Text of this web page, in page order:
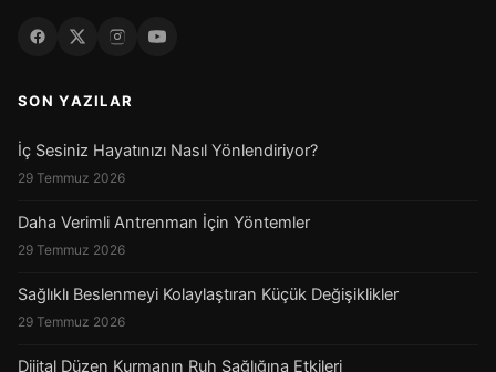
SON YAZILAR
İç Sesiniz Hayatınızı Nasıl Yönlendiriyor?
29 Temmuz 2026
Daha Verimli Antrenman İçin Yöntemler
29 Temmuz 2026
Sağlıklı Beslenmeyi Kolaylaştıran Küçük Değişiklikler
29 Temmuz 2026
Dijital Düzen Kurmanın Ruh Sağlığına Etkileri